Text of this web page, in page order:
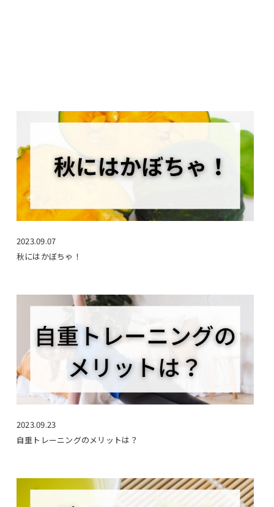
2023.09.07
秋にはかぼちゃ！
2023.09.23
自重トレーニングのメリットは？